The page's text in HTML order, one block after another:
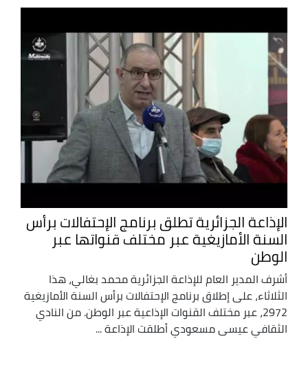
الإذاعة الجزائرية تطلق برنامج الإحتفالات برأس
السنة الأمازيغية عبر مختلف قنواتها عبر
الوطن
أشرف المدير العام للإذاعة الجزائرية محمد بغالي، هذا
الثلاثاء، على إطلاق برنامج الإحتفالات برأس السنة الأمازيغية
2972، عبر مختلف القنوات الإذاعية عبر الوطن. من النادي
الثقافي عيسى مسعودي أطلقت الإذاعة ...